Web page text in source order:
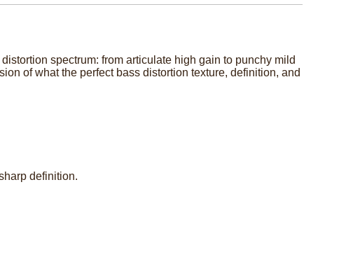
spectrum: from articulate high gain to punchy mild
of what the perfect bass distortion texture, definition, and
definition.